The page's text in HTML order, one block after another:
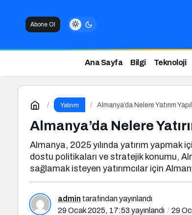
Abone Ol
Ana Sayfa Bilgi Teknoloji
Yatırım Almanya’da Nelere Yatırım
Almanya’da Nelere
Almanya, 2025 yılında yatırım yapmak
dostu politikaları ve stratejik konumu,
sağlamak isteyen yatırımcılar için
admin tarafından yayınlandı
29 Ocak 2025, 17:53 yayınlandı 29